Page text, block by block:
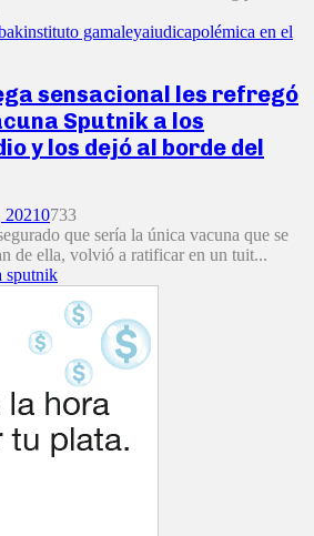
instituto gamaleyaiudicapolémica en el
sensacional les refregó
Sputnik a los
y los dejó al borde del
20210733
que sería la única vacuna que se
de ella, volvió a ratificar en un tuit...
sputnik